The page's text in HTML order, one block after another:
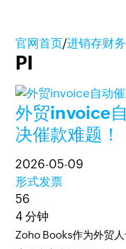
官网首页/进销存财
PI
外贸invoice
决催款难题！
2026-05-09
形式发票
56
4 分钟
Zoho Books作为外贸